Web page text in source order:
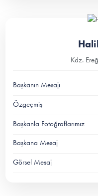
Kdz.
Başkanın Mesajı
Özgeçmiş
Başkanla Fotoğraflarımız
Başkana Mesaj
Görsel Mesaj